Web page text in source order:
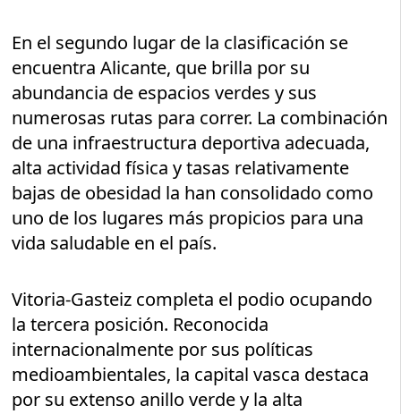
En el segundo lugar de la clasificación se
encuentra Alicante, que brilla por su
abundancia de espacios verdes y sus
numerosas rutas para correr. La combinación
de una infraestructura deportiva adecuada,
alta actividad física y tasas relativamente
bajas de obesidad la han consolidado como
uno de los lugares más propicios para una
vida saludable en el país.
Vitoria-Gasteiz completa el podio ocupando
la tercera posición. Reconocida
internacionalmente por sus políticas
medioambientales, la capital vasca destaca
por su extenso anillo verde y la alta